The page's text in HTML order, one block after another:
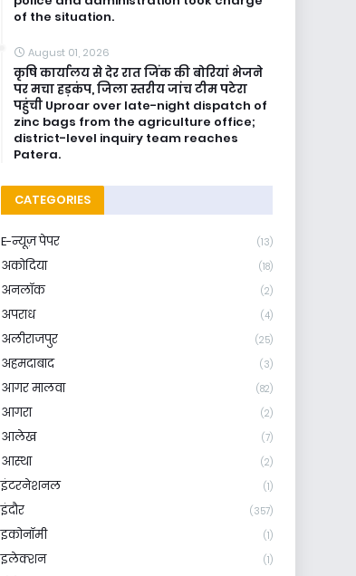
of the situation.
August 01, 2026
कृषि कार्यालय से देर रात जिंक की बोरियां भेजने
पर मचा हड़कंप, जिला स्तरीय जांच टीम पटेरा
पहुंची Uproar over late-night dispatch of
zinc bags from the agriculture office;
district-level inquiry team reaches
Patera.
CATEGORIES
E-न्यूज़ पेपर (13)
अकोदिया (18)
अनलॉक (2)
अपराध (4)
अलीराजपुर (25)
अहमदाबाद (3)
आगर मालवा (82)
आगरा (2)
आलेख (7)
आस्था (2)
इंटरनेशनल (1)
इंदौर (357)
इकोनॉमी (1)
इलेक्शन (1)